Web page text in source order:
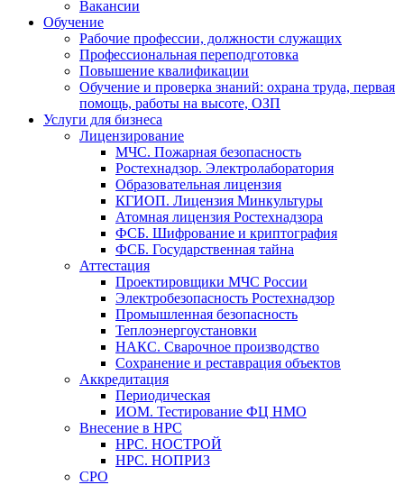
Вакансии
Обучение
Рабочие профессии, должности служащих
Профессиональная переподготовка
Повышение квалификации
Обучение и проверка знаний: охрана труда, первая
помощь, работы на высоте, ОЗП
Услуги для бизнеса
Лицензирование
МЧС. Пожарная безопасность
Ростехнадзор. Электролаборатория
Образовательная лицензия
КГИОП. Лицензия Минкультуры
Атомная лицензия Ростехнадзора
ФСБ. Шифрование и криптография
ФСБ. Государственная тайна
Аттестация
Проектировщики МЧС России
Электробезопасность Ростехнадзор
Промышленная безопасность
Теплоэнергоустановки
НАКС. Сварочное производство
Сохранение и реставрация объектов
Аккредитация
Периодическая
ИОМ. Тестирование ФЦ НМО
Внесение в НРС
НРС. НОСТРОЙ
НРС. НОПРИЗ
СРО